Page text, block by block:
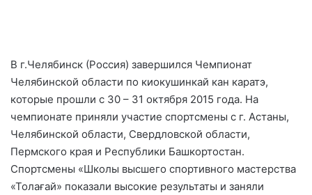
В г.Челябинск (Россия) завершился Чемпионат
Челябинской области по киокушинкай кан каратэ,
которые прошли с 30 – 31 октября 2015 года. На
чемпионате приняли участие спортсмены с г. Астаны,
Челябинской области, Свердловской области,
Пермского края и Республики Башкортостан.
Спортсмены «Школы высшего спортивного мастерства
«Толағай» показали высокие результаты и заняли